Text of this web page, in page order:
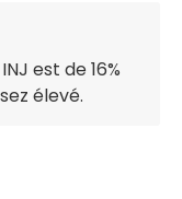
est de 16%
élevé.